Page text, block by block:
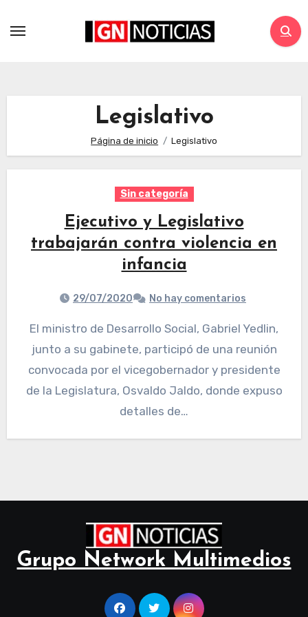
Legislativo
Página de inicio Legislativo
Sin categoría
Ejecutivo y Legislativo
trabajarán contra violencia en
infancia
29/07/2020 No hay comentarios
El ministro de Desarrollo Social, Gabriel Yedlin,
junto a su gabinete, participó de una reunión
convocada por el vicegobernador y presidente
de la Legislatura, Osvaldo Jaldo, donde expuso
detalles de…
Grupo Network Multimedios